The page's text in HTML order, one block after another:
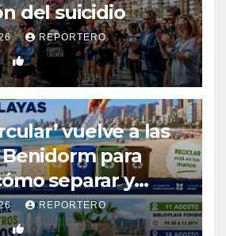
del suicidio
REPORTERO
0
vuelve a las
para
separar y
residuos
REPORTERO
0